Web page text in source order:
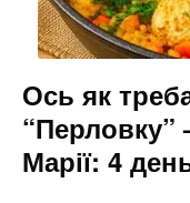
Ось як
“Перловку”
Марії: 4